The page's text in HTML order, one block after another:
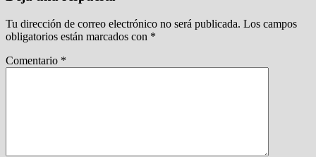
Tu dirección de correo electrónico no será publicada. Los campos
obligatorios están marcados con *
Comentario *